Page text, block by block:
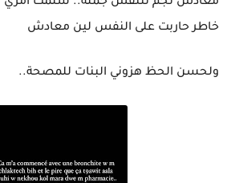
خاطر حاربت على النفس لين معادش
ولحسن الحظ هزوني البنات للمصحة..